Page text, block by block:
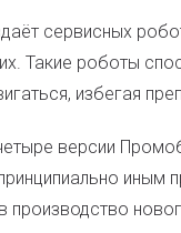
сервисных
Такие роботы
избегая
версии
производство